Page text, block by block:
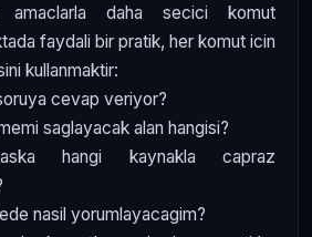
daha secici komut
faydali bir pratik, her komut icin
kullanmaktir:
cevap veriyor?
saglayacak alan hangisi?
hangi kaynakla capraz
nasil yorumlayacagim?